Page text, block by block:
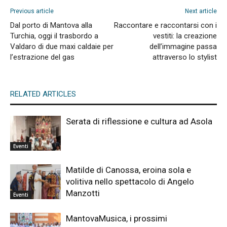
Previous article
Dal porto di Mantova alla
Turchia, oggi il trasbordo a
Valdaro di due maxi caldaie per
l’estrazione del gas
Next article
Raccontare e raccontarsi con i
vestiti: la creazione
dell’immagine passa
attraverso lo stylist
RELATED ARTICLES
Eventi
Serata di riflessione e cultura ad Asola
Eventi
Matilde di Canossa, eroina sola e
volitiva nello spettacolo di Angelo
Manzotti
MantovaMusica, i prossimi